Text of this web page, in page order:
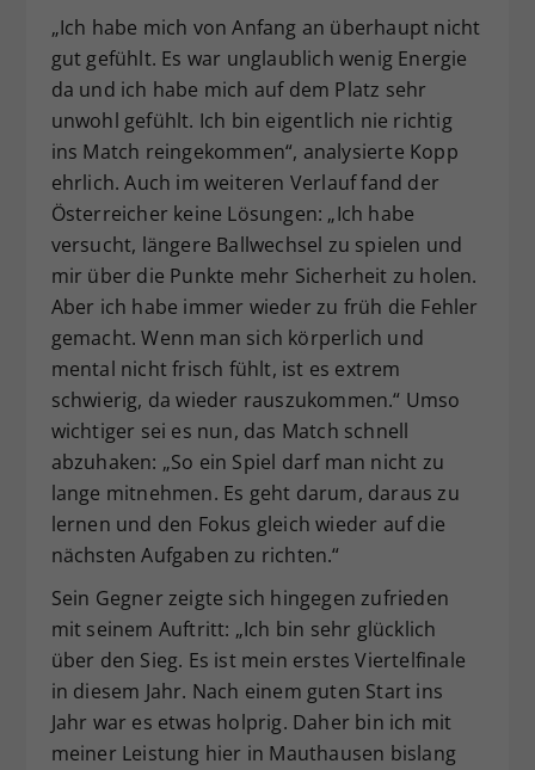
„Ich habe mich von Anfang an überhaupt nicht
gut gefühlt. Es war unglaublich wenig Energie
da und ich habe mich auf dem Platz sehr
unwohl gefühlt. Ich bin eigentlich nie richtig
ins Match reingekommen“, analysierte Kopp
ehrlich. Auch im weiteren Verlauf fand der
Österreicher keine Lösungen: „Ich habe
versucht, längere Ballwechsel zu spielen und
mir über die Punkte mehr Sicherheit zu holen.
Aber ich habe immer wieder zu früh die Fehler
gemacht. Wenn man sich körperlich und
mental nicht frisch fühlt, ist es extrem
schwierig, da wieder rauszukommen.“ Umso
wichtiger sei es nun, das Match schnell
abzuhaken: „So ein Spiel darf man nicht zu
lange mitnehmen. Es geht darum, daraus zu
lernen und den Fokus gleich wieder auf die
nächsten Aufgaben zu richten.“
Sein Gegner zeigte sich hingegen zufrieden
mit seinem Auftritt: „Ich bin sehr glücklich
über den Sieg. Es ist mein erstes Viertelfinale
in diesem Jahr. Nach einem guten Start ins
Jahr war es etwas holprig. Daher bin ich mit
meiner Leistung hier in Mauthausen bislang